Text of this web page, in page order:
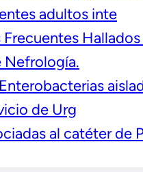
adultos inte
Nefrología.
de Urg
al catéter de